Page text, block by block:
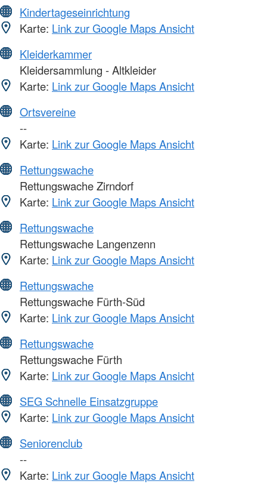
Kindertageseinrichtung
Karte: Link zur Google Maps Ansicht
Kleiderkammer
Kleidersammlung - Altkleider
Karte: Link zur Google Maps Ansicht
Ortsvereine
--
Karte: Link zur Google Maps Ansicht
Rettungswache
Rettungswache Zirndorf
Karte: Link zur Google Maps Ansicht
Rettungswache
Rettungswache Langenzenn
Karte: Link zur Google Maps Ansicht
Rettungswache
Rettungswache Fürth-Süd
Karte: Link zur Google Maps Ansicht
Rettungswache
Rettungswache Fürth
Karte: Link zur Google Maps Ansicht
SEG Schnelle Einsatzgruppe
Karte: Link zur Google Maps Ansicht
Seniorenclub
--
Karte: Link zur Google Maps Ansicht